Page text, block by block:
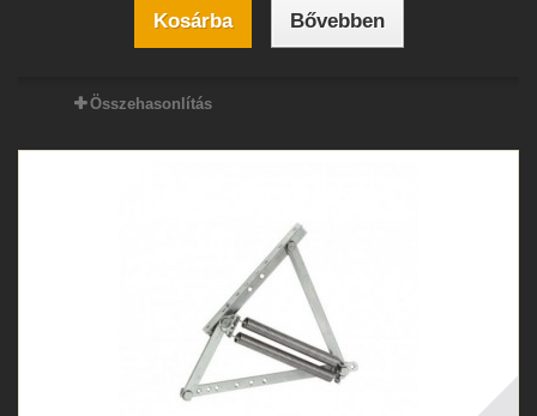
Kosárba Bővebben
Összehasonlítás